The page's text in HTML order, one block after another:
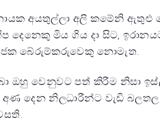
අයතුල්ලා අලි කමේනි ඇතුළු
දෙනෙකු මිය ගිය දා සිට,
බේරුම්කරුවෙකු නොමැත.
ඔහු වෙනුවට පත් කිරීම නිසා
අණ දෙන නිලධාරීන්ට වැඩි